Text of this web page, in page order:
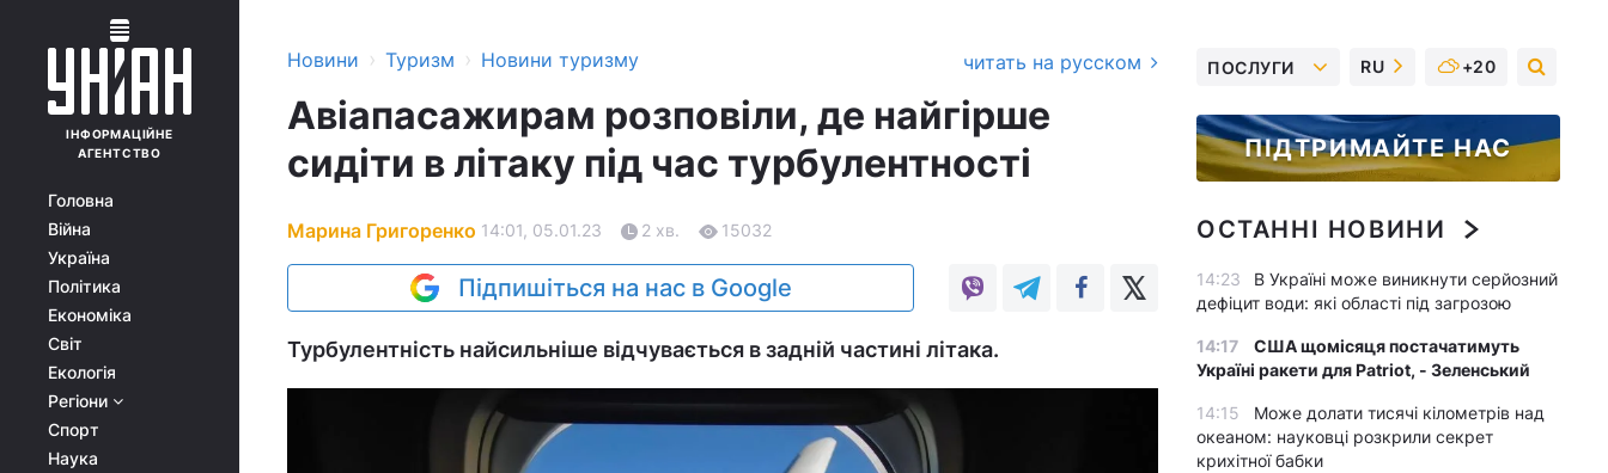
ІНФОРМАЦІЙНЕ
АГЕНТСТВО
Головна
Війна
Україна
Політика
Економіка
Світ
Екологія
Регіони
Спорт
Наука
Новини › Туризм › Новини туризму читать на русском
Авіапасажирам розповіли, де найгірше
сидіти в літаку під час турбулентності
Марина Григоренко 14:01, 05.01.23 2 хв. 15032
Підпишіться на нас в Google
Турбулентність найсильніше відчувається в задній частині літака.
ПОСЛУГИ RU +20
ПІДТРИМАЙТЕ НАС
ОСТАННІ НОВИНИ
14:23
В Україні може виникнути серйозний
дефіцит води: які області під загрозою
14:17
США щомісяця постачатимуть
Україні ракети для Patriot, - Зеленський
14:15
Може долати тисячі кілометрів над
океаном: науковці розкрили секрет
крихітної бабки